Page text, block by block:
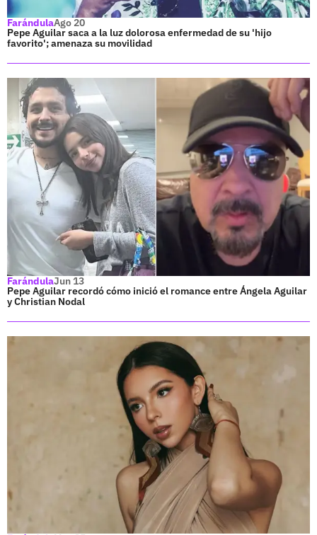
FarándulaAgo 20
Pepe Aguilar saca a la luz dolorosa enfermedad de su 'hijo
favorito'; amenaza su movilidad
FarándulaJun 13
Pepe Aguilar recordó cómo inició el romance entre Ángela Aguilar
y Christian Nodal